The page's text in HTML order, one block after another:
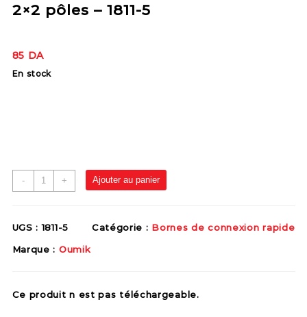
2×2 pôles – 1811-5
85 DA
En stock
- + Ajouter au panier
UGS :1811-5 Catégorie : Bornes de connexion rapide
Marque : Oumik
Ce produit n est pas téléchargeable.